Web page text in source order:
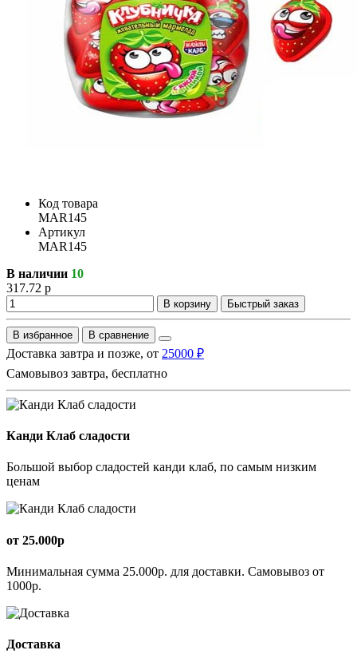
Код товара
MAR145
Артикул
MAR145
В наличии 10
317.72 р
В корзину Быстрый заказ
В избранное В сравнение
Доставка завтра и позже, от 25000 ₽
Самовывоз завтра, бесплатно
Канди Клаб сладости
Большой выбор сладостей канди клаб, по самым низким
ценам
от 25.000р
Минимальная сумма 25.000р. для доставки. Самовывоз от
1000р.
Доставка